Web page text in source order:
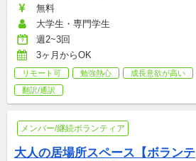
無料
大学生・専門学生
週2~3回
3ヶ月からOK
リモート可 勉強熱心 成長意欲が高い
翻訳/通訳
メンバー/継続ボランティア
大人の居場所スペース【ボランテ